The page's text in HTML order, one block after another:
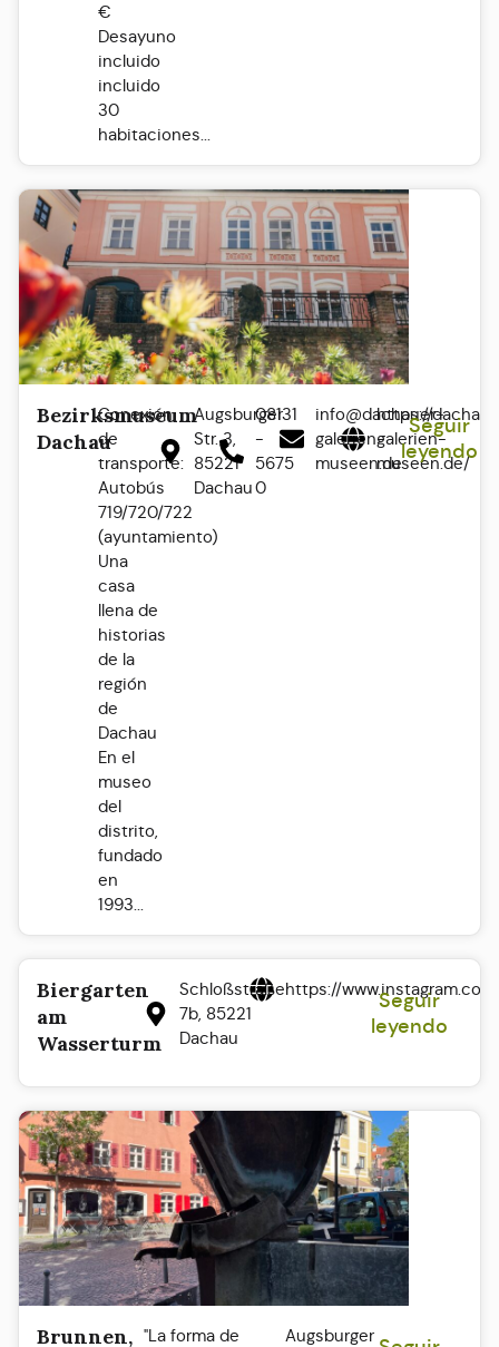
€
Desayuno
incluido
incluido
30
habitaciones...
Bezirksmuseum
Dachau
Conexión
de
transporte:
Autobús
719/720/722
(ayuntamiento)
Una
casa
llena de
historias
de la
región
de
Dachau
En el
museo
del
distrito,
fundado
en
1993...
Augsburger
Str. 3,
85221
Dachau
08131
-
5675
0
info@dachauer-
galerien-
museen.de
https://
galerien-
museen.de/
Seguir
leyendo
Biergarten
am
Wasserturm
Schloßstraße
7b, 85221
Dachau
https://
Seguir
leyendo
Brunnen, "La forma de Augsburger